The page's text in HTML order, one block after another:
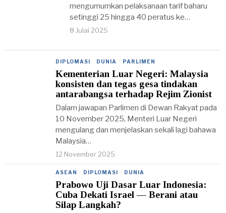
mengumumkan pelaksanaan tarif baharu
setinggi 25 hingga 40 peratus ke…
8 Julai 2025
DIPLOMASI · DUNIA · PARLIMEN
Kementerian Luar Negeri: Malaysia
konsisten dan tegas gesa tindakan
antarabangsa terhadap Rejim Zionist
Dalam jawapan Parlimen di Dewan Rakyat pada
10 November 2025, Menteri Luar Negeri
mengulang dan menjelaskan sekali lagi bahawa
Malaysia…
12 November 2025
ASEAN · DIPLOMASI · DUNIA
Prabowo Uji Dasar Luar Indonesia:
Cuba Dekati Israel — Berani atau
Silap Langkah?